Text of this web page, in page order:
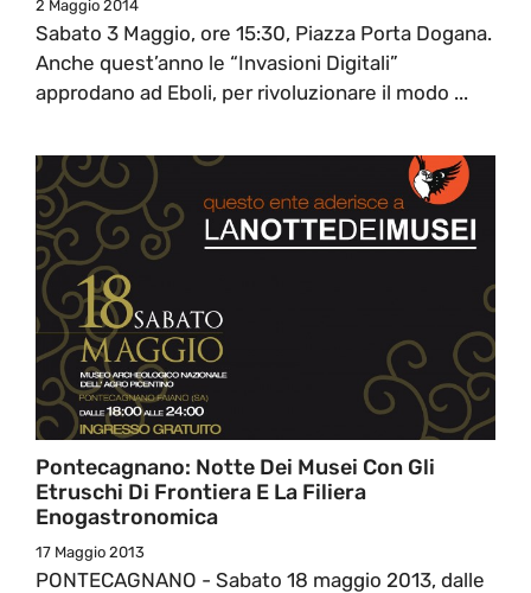
2 Maggio 2014
Sabato 3 Maggio, ore 15:30, Piazza Porta Dogana.
Anche quest’anno le “Invasioni Digitali”
approdano ad Eboli, per rivoluzionare il modo ...
Pontecagnano: Notte Dei Musei Con Gli
Etruschi Di Frontiera E La Filiera
Enogastronomica
17 Maggio 2013
PONTECAGNANO - Sabato 18 maggio 2013, dalle